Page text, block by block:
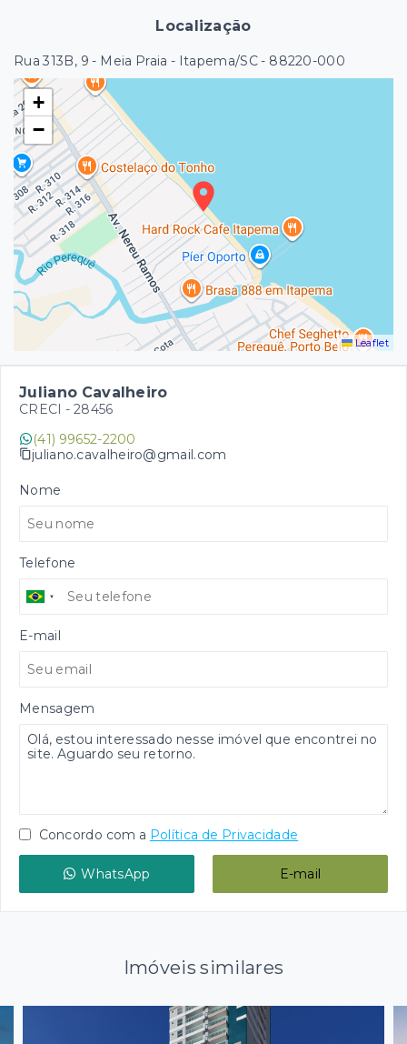
Localização
Rua 313B, 9 - Meia Praia - Itapema/SC- 88220-000
+
−
Leaflet
Juliano Cavalheiro
CRECI - 28456
(41) 99652-2200
juliano.cavalheiro@gmail.com
Nome
Telefone
E-mail
Mensagem
Concordo com a Política de Privacidade
WhatsApp E-mail
Imóveis similares